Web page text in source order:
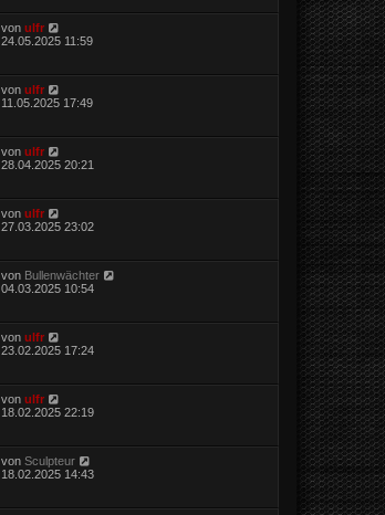
von ulfr
24.05.2025 11:59
von ulfr
11.05.2025 17:49
von ulfr
28.04.2025 20:21
von ulfr
27.03.2025 23:02
von Bullenwächter
04.03.2025 10:54
von ulfr
23.02.2025 17:24
von ulfr
18.02.2025 22:19
von Sculpteur
18.02.2025 14:43